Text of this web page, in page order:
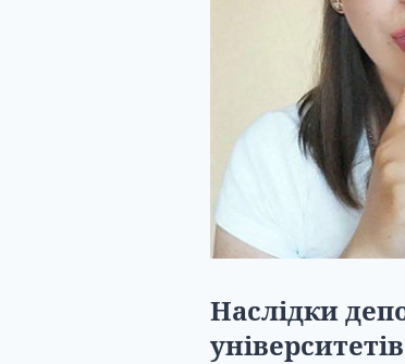
Наслідки
університетів